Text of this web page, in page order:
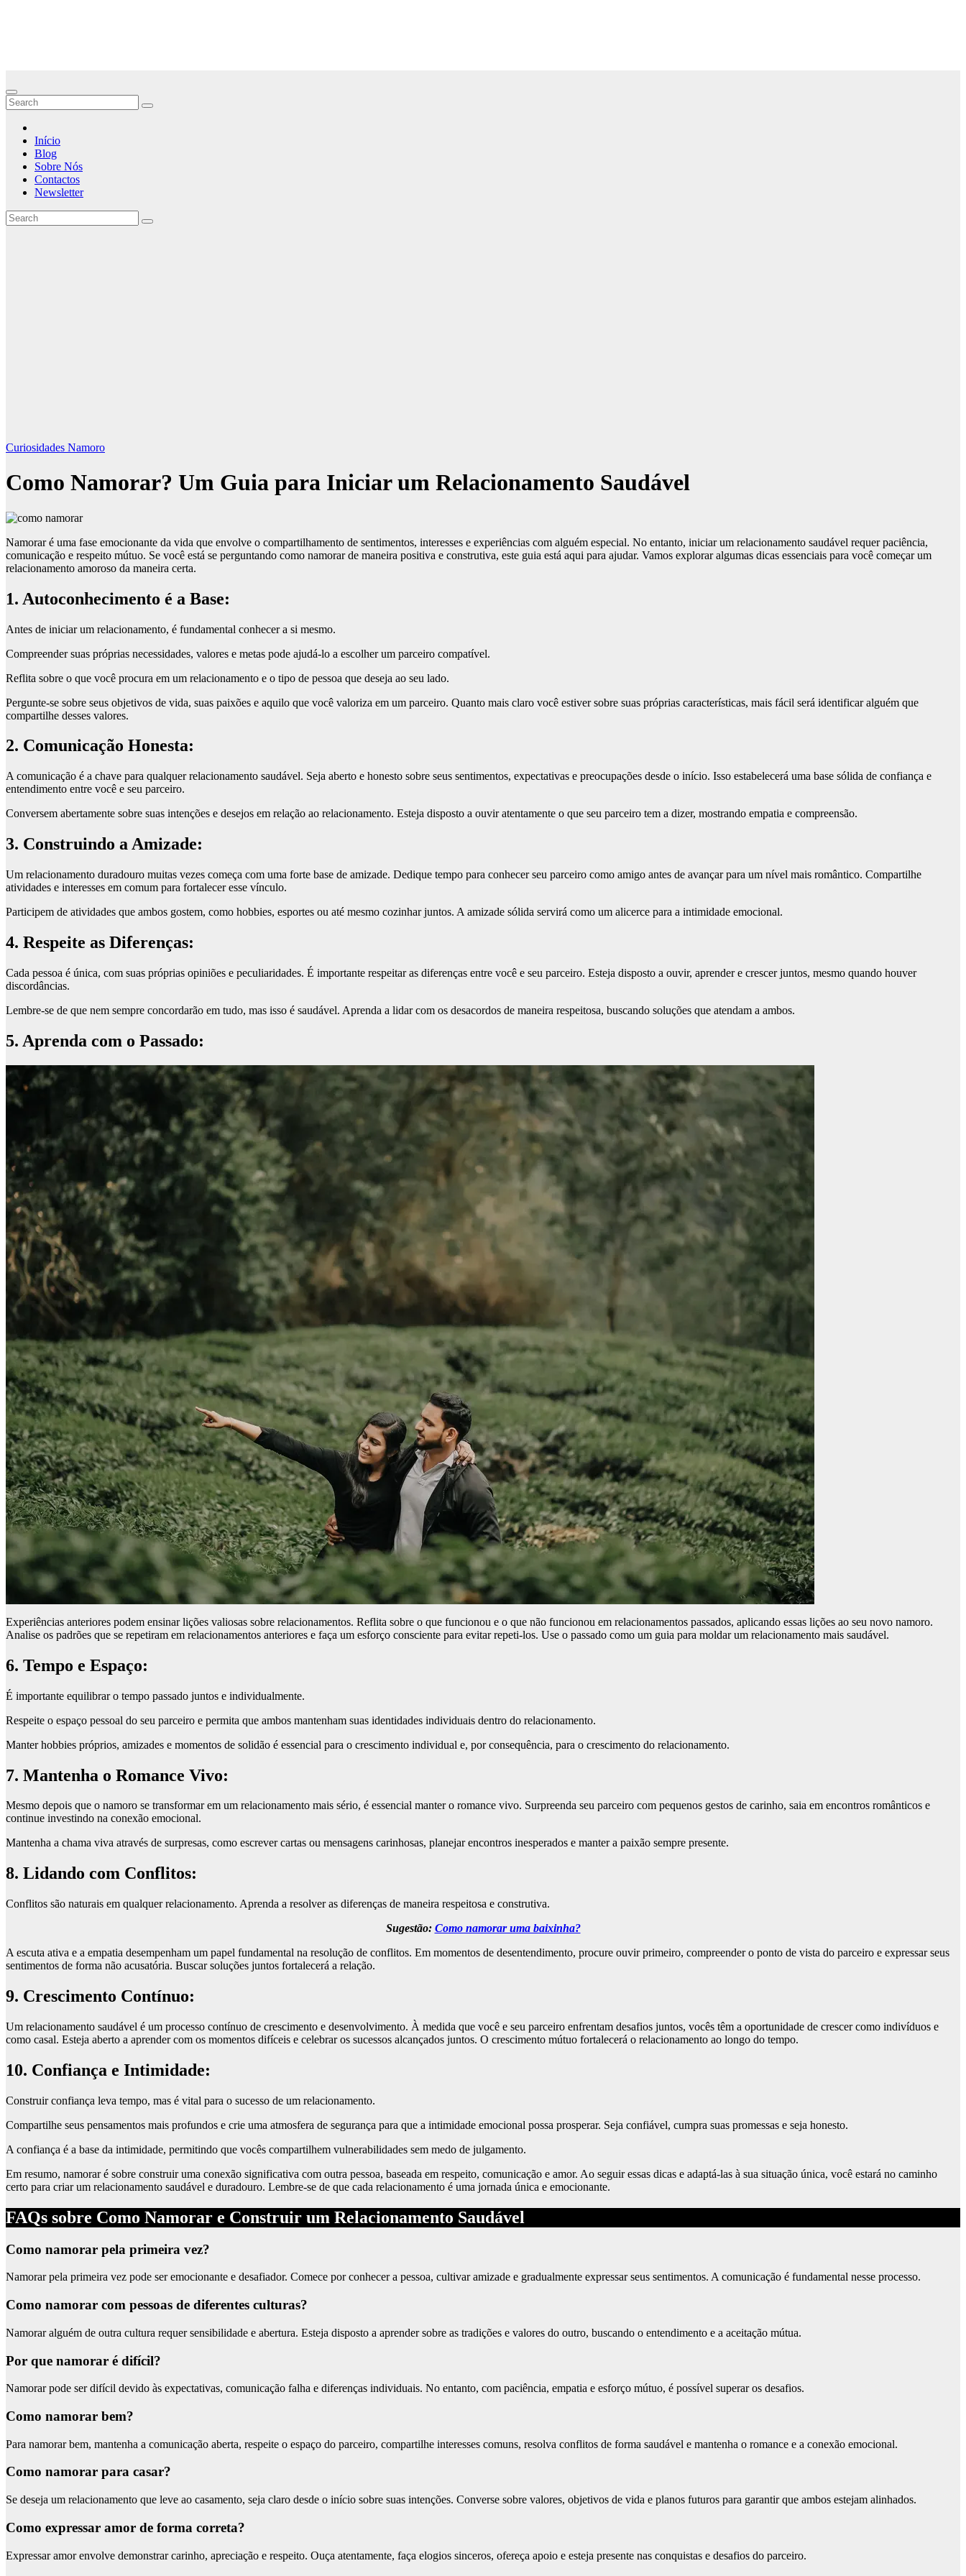
Início
Blog
Sobre Nós
Contactos
Newsletter
Curiosidades Namoro
Como Namorar? Um Guia para Iniciar um Relacionamento Saudável
Namorar é uma fase emocionante da vida que envolve o compartilhamento de sentimentos, interesses e experiências com alguém especial. No entanto, iniciar um relacionamento saudável requer paciência,
comunicação e respeito mútuo. Se você está se perguntando como namorar de maneira positiva e construtiva, este guia está aqui para ajudar. Vamos explorar algumas dicas essenciais para você começar um
relacionamento amoroso da maneira certa.
1. Autoconhecimento é a Base:
Antes de iniciar um relacionamento, é fundamental conhecer a si mesmo.
Compreender suas próprias necessidades, valores e metas pode ajudá-lo a escolher um parceiro compatível.
Reflita sobre o que você procura em um relacionamento e o tipo de pessoa que deseja ao seu lado.
Pergunte-se sobre seus objetivos de vida, suas paixões e aquilo que você valoriza em um parceiro. Quanto mais claro você estiver sobre suas próprias características, mais fácil será identificar alguém que
compartilhe desses valores.
2. Comunicação Honesta:
A comunicação é a chave para qualquer relacionamento saudável. Seja aberto e honesto sobre seus sentimentos, expectativas e preocupações desde o início. Isso estabelecerá uma base sólida de confiança e
entendimento entre você e seu parceiro.
Conversem abertamente sobre suas intenções e desejos em relação ao relacionamento. Esteja disposto a ouvir atentamente o que seu parceiro tem a dizer, mostrando empatia e compreensão.
3. Construindo a Amizade:
Um relacionamento duradouro muitas vezes começa com uma forte base de amizade. Dedique tempo para conhecer seu parceiro como amigo antes de avançar para um nível mais romântico. Compartilhe
atividades e interesses em comum para fortalecer esse vínculo.
Participem de atividades que ambos gostem, como hobbies, esportes ou até mesmo cozinhar juntos. A amizade sólida servirá como um alicerce para a intimidade emocional.
4. Respeite as Diferenças:
Cada pessoa é única, com suas próprias opiniões e peculiaridades. É importante respeitar as diferenças entre você e seu parceiro. Esteja disposto a ouvir, aprender e crescer juntos, mesmo quando houver
discordâncias.
Lembre-se de que nem sempre concordarão em tudo, mas isso é saudável. Aprenda a lidar com os desacordos de maneira respeitosa, buscando soluções que atendam a ambos.
5. Aprenda com o Passado:
Experiências anteriores podem ensinar lições valiosas sobre relacionamentos. Reflita sobre o que funcionou e o que não funcionou em relacionamentos passados, aplicando essas lições ao seu novo namoro.
Analise os padrões que se repetiram em relacionamentos anteriores e faça um esforço consciente para evitar repeti-los. Use o passado como um guia para moldar um relacionamento mais saudável.
6. Tempo e Espaço:
É importante equilibrar o tempo passado juntos e individualmente.
Respeite o espaço pessoal do seu parceiro e permita que ambos mantenham suas identidades individuais dentro do relacionamento.
Manter hobbies próprios, amizades e momentos de solidão é essencial para o crescimento individual e, por consequência, para o crescimento do relacionamento.
7. Mantenha o Romance Vivo:
Mesmo depois que o namoro se transformar em um relacionamento mais sério, é essencial manter o romance vivo. Surpreenda seu parceiro com pequenos gestos de carinho, saia em encontros românticos e
continue investindo na conexão emocional.
Mantenha a chama viva através de surpresas, como escrever cartas ou mensagens carinhosas, planejar encontros inesperados e manter a paixão sempre presente.
8. Lidando com Conflitos:
Conflitos são naturais em qualquer relacionamento. Aprenda a resolver as diferenças de maneira respeitosa e construtiva.
Sugestão: Como namorar uma baixinha?
A escuta ativa e a empatia desempenham um papel fundamental na resolução de conflitos. Em momentos de desentendimento, procure ouvir primeiro, compreender o ponto de vista do parceiro e expressar seus
sentimentos de forma não acusatória. Buscar soluções juntos fortalecerá a relação.
9. Crescimento Contínuo:
Um relacionamento saudável é um processo contínuo de crescimento e desenvolvimento. À medida que você e seu parceiro enfrentam desafios juntos, vocês têm a oportunidade de crescer como indivíduos e
como casal. Esteja aberto a aprender com os momentos difíceis e celebrar os sucessos alcançados juntos. O crescimento mútuo fortalecerá o relacionamento ao longo do tempo.
10. Confiança e Intimidade:
Construir confiança leva tempo, mas é vital para o sucesso de um relacionamento.
Compartilhe seus pensamentos mais profundos e crie uma atmosfera de segurança para que a intimidade emocional possa prosperar. Seja confiável, cumpra suas promessas e seja honesto.
A confiança é a base da intimidade, permitindo que vocês compartilhem vulnerabilidades sem medo de julgamento.
Em resumo, namorar é sobre construir uma conexão significativa com outra pessoa, baseada em respeito, comunicação e amor. Ao seguir essas dicas e adaptá-las à sua situação única, você estará no caminho
certo para criar um relacionamento saudável e duradouro. Lembre-se de que cada relacionamento é uma jornada única e emocionante.
FAQs sobre Como Namorar e Construir um Relacionamento Saudável
Como namorar pela primeira vez?
Namorar pela primeira vez pode ser emocionante e desafiador. Comece por conhecer a pessoa, cultivar amizade e gradualmente expressar seus sentimentos. A comunicação é fundamental nesse processo.
Como namorar com pessoas de diferentes culturas?
Namorar alguém de outra cultura requer sensibilidade e abertura. Esteja disposto a aprender sobre as tradições e valores do outro, buscando o entendimento e a aceitação mútua.
Por que namorar é difícil?
Namorar pode ser difícil devido às expectativas, comunicação falha e diferenças individuais. No entanto, com paciência, empatia e esforço mútuo, é possível superar os desafios.
Como namorar bem?
Para namorar bem, mantenha a comunicação aberta, respeite o espaço do parceiro, compartilhe interesses comuns, resolva conflitos de forma saudável e mantenha o romance e a conexão emocional.
Como namorar para casar?
Se deseja um relacionamento que leve ao casamento, seja claro desde o início sobre suas intenções. Converse sobre valores, objetivos de vida e planos futuros para garantir que ambos estejam alinhados.
Como expressar amor de forma correta?
Expressar amor envolve demonstrar carinho, apreciação e respeito. Ouça atentamente, faça elogios sinceros, ofereça apoio e esteja presente nas conquistas e desafios do parceiro.